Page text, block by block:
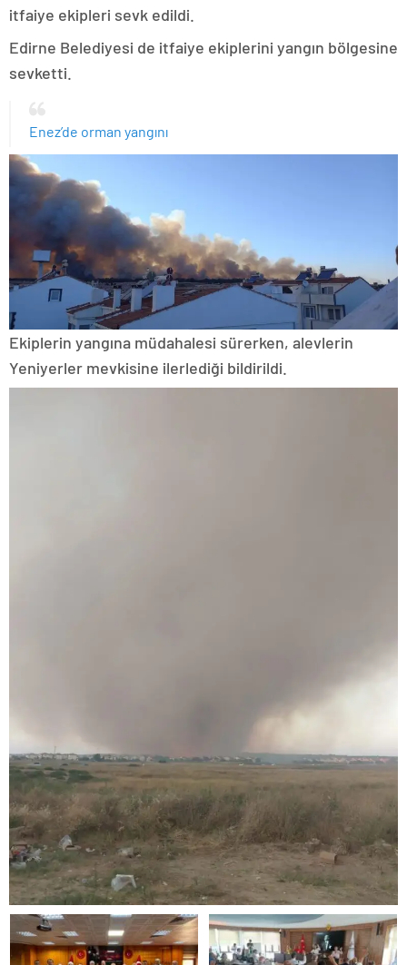
itfaiye ekipleri sevk edildi.
Edirne Belediyesi de itfaiye ekiplerini yangın bölgesine
sevketti.
Enez’de orman yangını
Ekiplerin yangına müdahalesi sürerken, alevlerin
Yeniyerler mevkisine ilerlediği bildirildi.